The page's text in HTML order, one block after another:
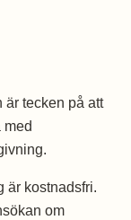
är tecken på att
med
är kostnadsfri.
om